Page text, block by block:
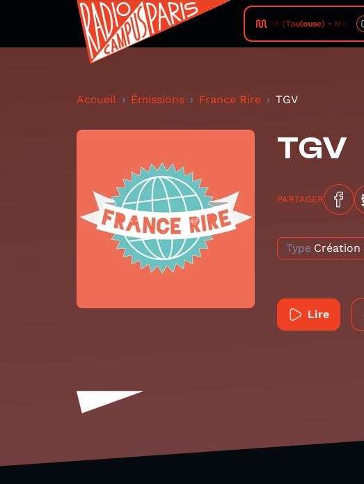
Campus FM (Toulouse) •
Accueil Émissions France Rire TGV
TGV
PARTAGER
Type Création
Lire